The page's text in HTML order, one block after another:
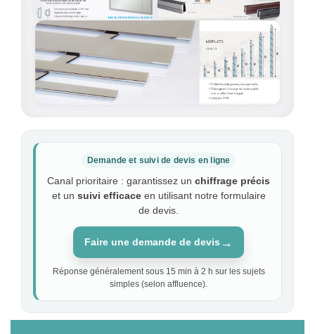
Demande et suivi de devis en ligne
Canal prioritaire : garantissez un chiffrage précis
et un suivi efficaceen utilisant notre formulaire
de devis.
Faire une demande de devis →
Réponse généralement sous 15 min à 2 h sur les sujets
simples (selon affluence).